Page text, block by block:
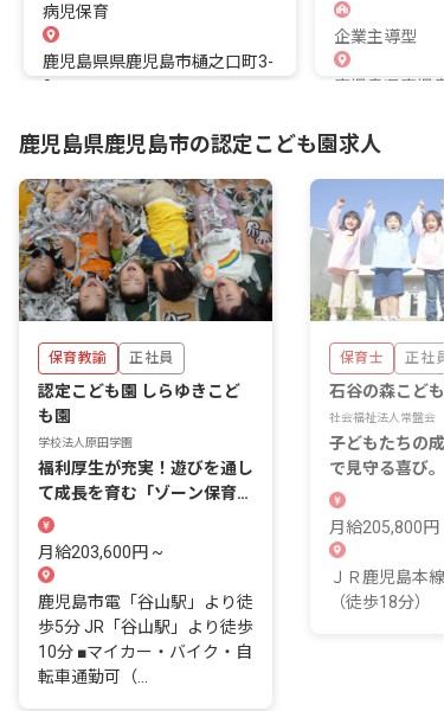
病児保育
鹿児島県県鹿児島市樋之口町3-
9
企業主導型
鹿児島県鹿児
鹿児島県鹿児島市の認定こども園求人
保育教諭 正社員
認定こども園 しらゆきこど
も園
学校法人原田学園
福利厚生が充実！遊びを通し
て成長を育む「ゾーン保育」
を実践しませんか？
月給203,600円 ~
鹿児島市電「谷山駅」より徒
歩5分 JR「谷山駅」より徒歩
10分 ■マイカー・バイク・自
転車通勤可（...
保育士 正社員
石谷の森こども
社会福祉法人常盤会
子どもたちの
で見守る喜び
い心が輝く場所
月給205,800
ＪＲ鹿児島本
（徒歩18分）